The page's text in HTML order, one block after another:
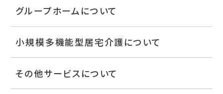
グループホームについて
小規模多機能型居宅介護について
その他サービスについて